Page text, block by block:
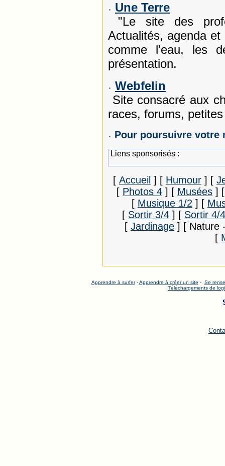
Une Terre
"Le site des
Actualités, agenda
comme l'eau, les
présentation.
Webfelin
Site consacré aux
races, forums,
Pour poursuivre votre
Liens sponsorisés :
[ Accueil ] [ Humour ] [
[ Photos 4 ] [ Musées ]
[ Musique 1/2 ] [
[ Sortir 3/4] [ Sortir 4/4
[ Jardinage ] [ Nature
[
Apprendre à surfer-Apprendre à créer un site - Se
Téléchargements de